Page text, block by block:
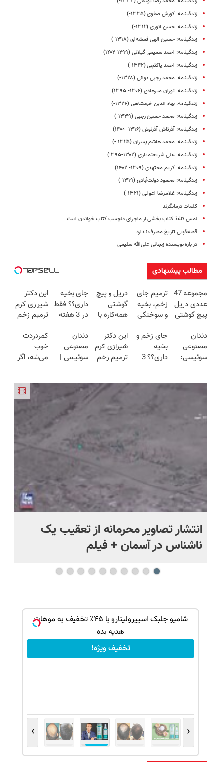
زندگینامه: کورش صفوی (۱۳۳۵-)
زندگینامه: حسن انوری (۱۳۱۲-)
زندگینامه‌: حسین الهی قمشه‌ای (۱۳۱۸-)
زندگینامه: احمد سمیعی گیلانی (۱۲۹۹-۱۴۰۲)
زندگینامه: احمد پاکتچی (۱۳۴۲-)
زندگینامه: محمد رجبی دوانی (۱۳۲۸-)
زندگینامه: توران میرهادی (۱۳۰۶- ۱۳۹۵)
زندگینامه: بهاء الدین خرمشاهی (۱۳۲۴-)
زندگینامه: محمد حسین رجبی (۱۳۳۹-)
زندگینامه: آذرتاش آذرنوش (۱۳۱۶- ۱۴۰۰)
زندگینامه: محمد هاشم پسران (۱۳۲۵ -)
زندگینامه: علی شریعتمداری (۱۳۰۲-۱۳۹۵)
زندگینامه: کریم مجتهدی (۱۳۰۹- ۱۴۰۲)
زندگینامه: محمود دولت‌آبادی (۱۳۱۹-)
زندگینامه: غلامرضا اعوانی (۱۳۲۱-)
کلمات درمانگرند
لمس کاغذ کتاب بخشی از ماجرای دلچسب کتاب خواندن است
قصه‌گویی تاریخ مصرف نـدارد
در باره نویسنده زنجانی علی‌الله سلیمی
مطالب پیشنهادی
مجموعه 47
عددی دریل
پیچ گوشتی
(تخفیف به
مدت
محدود)
ترمیم جای
زخم، بخیه
و سوختگی
هفته!!😍
دریل و پیچ
گوشتی
همه‌کاره با
هوشمند ⚙️
(نصف
قیمت بازار
جای بخیه
داری؟؟ فقط
در 3 هفته
کن!😍
این دکتر
شیرازی کرم
ترمیم زخم
ساخت!!!
دندان
مصنوعی
سوئیسی:
پرداخت
قسطی
جای زخم و
بخیه
داری؟؟ 3
این دکتر
شیرازی کرم
ترمیم زخم
دندان
مصنوعی
سوئیسی |
طبیعی!
ویزیت
رایگان+پرداخت
اقساطی😍
کمردردت
خوب
می‌شه، اگر
رو پر کنی!!
انتشار تصاویر محرمانه از تعقیب یک
ناشناس در آسمان + فیلم
شامپو جلبک اسپیرولینارو با ۴۵٪ تخفیف به موهات
هدیه بده
تخفیف ویژه!
‹
›